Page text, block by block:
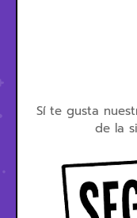
Sí te gusta
de la